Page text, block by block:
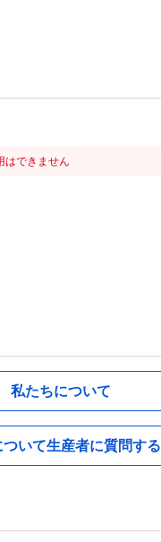
はできません
私たちについて
ついて生産者に質問する